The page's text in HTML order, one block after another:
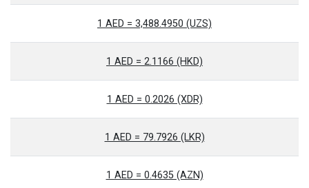
1 AED = 3,488.4950 (UZS)
1 AED = 2.1166 (HKD)
1 AED = 0.2026 (XDR)
1 AED = 79.7926 (LKR)
1 AED = 0.4635 (AZN)